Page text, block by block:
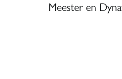
Meester en